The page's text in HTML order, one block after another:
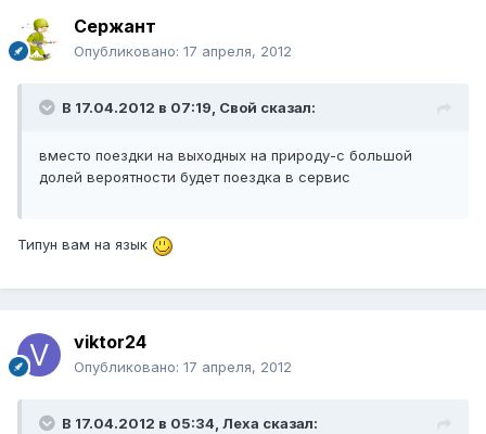
Сержант
Опубликовано: 17 апреля, 2012
В 17.04.2012 в 07:19, Свой сказал:
вместо поездки на выходных на природу-с большой
долей вероятности будет поездка в сервис
Типун вам на язык
viktor24
Опубликовано: 17 апреля, 2012
В 17.04.2012 в 05:34, Леха сказал: